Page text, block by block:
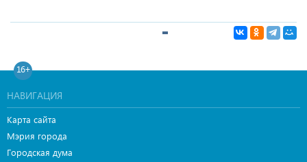
16+
НАВИГАЦИЯ
Карта сайта
Мэрия города
Городская дума